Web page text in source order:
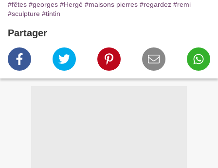
#fêtes #georges #Hergé #maisons pierres #regardez #remi
#sculpture #tintin
Partager